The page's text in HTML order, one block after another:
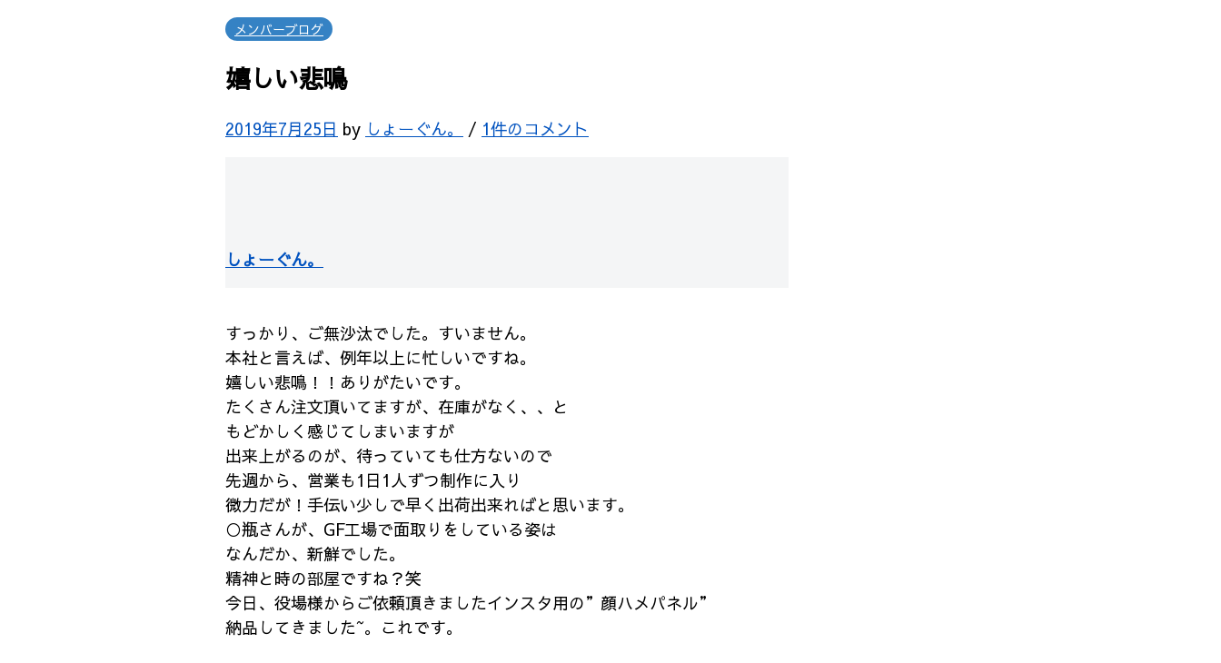
メンバーブログ
嬉しい悲鳴
2019年7月25日 by しょーぐん。 / 1件のコメント
しょーぐん。
すっかり、ご無沙汰でした。すいません。
本社と言えば、例年以上に忙しいですね。
嬉しい悲鳴！！ありがたいです。
たくさん注文頂いてますが、在庫がなく、、と
もどかしく感じてしまいますが
出来上がるのが、待っていても仕方ないので
先週から、営業も1日1人ずつ制作に入り
微力だが！手伝い少しで早く出荷出来ればと思います。
○瓶さんが、GF工場で面取りをしている姿は
なんだか、新鮮でした。
精神と時の部屋ですね？笑
今日、役場様からご依頼頂きましたインスタ用の”顔ハメパネル”
納品してきました~。これです。